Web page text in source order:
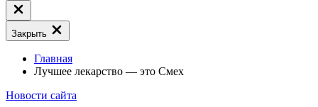
Закрыть
поиск
Закрыть
Главная
Лучшее лекарство — это Смех
Рубрики
Новости сайта